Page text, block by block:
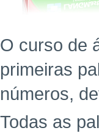
O curso de
primeiras
números,
Todas as